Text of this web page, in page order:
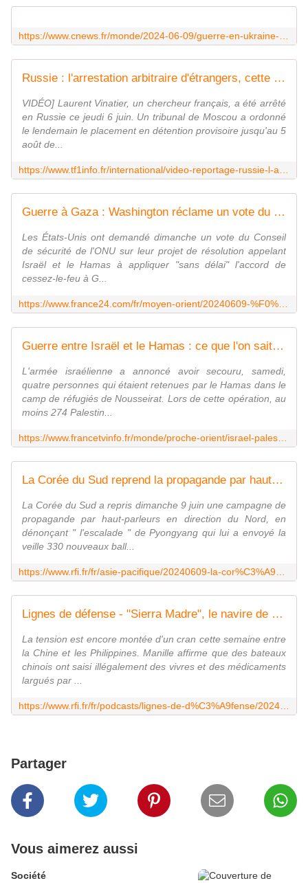
Russie : l'arrestation arbitraire d'étrangers, cette stratégie héritée de la guerre froide | TF1 INFO
VIDÉO] Laurent Vinatier, un chercheur français, a été arrêté
en Russie ce jeudi 6 juin. Un tribunal de Moscou a ordonné
le lendemain le placement en détention provisoire jusqu'au 5
août de...
Guerre à Gaza : Washington réclame un vote du Conseil de sécurité de l'ONU pour soutenir la trêve
Les États-Unis ont demandé dimanche un vote du Conseil
de sécurité de l'ONU sur leur projet de résolution appelant
Israël et le Hamas à appliquer "sans délai" l'accord de
cessez-le-feu à G...
Guerre entre Israël et le Hamas : ce que l'on sait de l'opération de libération de quatre otages détenus dans la bande de Gaza
L'armée israélienne a annoncé avoir secouru, samedi,
quatre personnes qui étaient retenues par le Hamas dans le
camp de réfugiés de Nousseirat. Lors de cette opération, au
moins 274 Palestin...
La Corée du Sud reprend la propagande par haut-parleurs vers le Nord après de nouveaux ballons
La Corée du Sud a repris dimanche 9 juin une campagne de
propagande par haut-parleurs en direction du Nord, en
dénonçant " l'escalade " de Pyongyang qui lui a envoyé la
veille 330 nouveaux ball...
Lignes de défense - "Sierra Madre", le navire de guerre philippin immobile face à la Chine
La tension est encore montée d'un cran cette semaine entre
la Chine et les Philippines. Manille affirme que des bateaux
chinois ont saisi illégalement des vivres et des médicaments
largués par ...
Partager
Vous aimerez aussi
Société